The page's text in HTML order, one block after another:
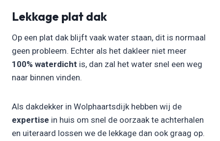
Lekkage plat dak
Op een plat dak blijft vaak water staan, dit is normaal
geen probleem. Echter als het dakleer niet meer
100% waterdicht is, dan zal het water snel een weg
naar binnen vinden.
Als dakdekker in Wolphaartsdijk hebben wij de
expertise in huis om snel de oorzaak te achterhalen
en uiteraard lossen we de lekkage dan ook graag op.